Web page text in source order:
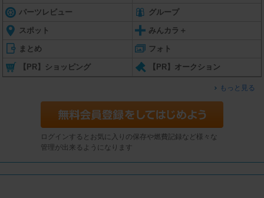
パーツレビュー グループ
スポット みんカラ＋
まとめ フォト
【PR】ショッピング 【PR】オークション
もっと見る
ログインするとお気に入りの保存や燃費記録など様々な
管理が出来るようになります